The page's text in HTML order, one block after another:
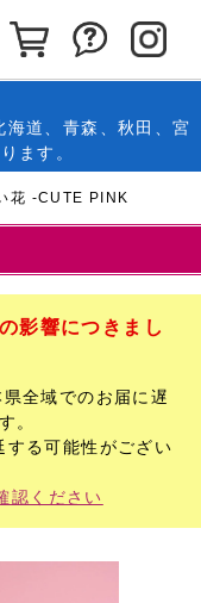
カートを見る
お問い合
海道、青森、秋田、宮
ます。
花 -CUTE PINK
影響につきまし
全域でのお届に遅
。
する可能性がござい
認ください